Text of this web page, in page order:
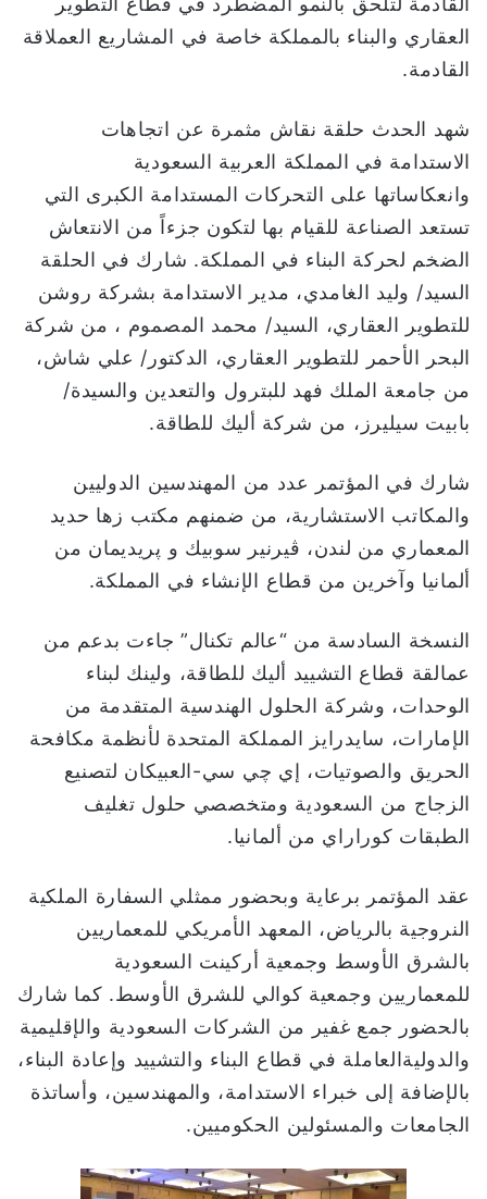
العقاري والبناء بالمملكة خاصة في المشاريع العملاقة
القادمة.
شهد الحدث حلقة نقاش مثمرة عن اتجاهات
الاستدامة في المملكة العربية السعودية
وانعكاساتها على التحركات المستدامة الكبرى التي
تستعد الصناعة للقيام بها لتكون جزءاً من الانتعاش
الضخم لحركة البناء في المملكة. شارك في الحلقة
السيد/ وليد الغامدي، مدير الاستدامة بشركة روشن
للتطوير العقاري، السيد/ محمد المصموم ، من شركة
البحر الأحمر للتطوير العقاري، الدكتور/ علي شاش،
من جامعة الملك فهد للبترول والتعدين والسيدة/
بابيت سيليرز، من شركة أليك للطاقة.
شارك في المؤتمر عدد من المهندسين الدوليين
والمكاتب الاستشارية، من ضمنهم مكتب زها حديد
المعماري من لندن، ڤيرنير سوبيك و پريديمان من
ألمانيا وآخرين من قطاع الإنشاء في المملكة.
النسخة السادسة من “عالم تكنال” جاءت بدعم من
عمالقة قطاع التشييد أليك للطاقة، ولينك لبناء
الوحدات، وشركة الحلول الهندسية المتقدمة من
الإمارات، سايدرايز المملكة المتحدة لأنظمة مكافحة
الحريق والصوتيات، إي چي سي-العبيكان لتصنيع
الزجاج من السعودية ومتخصصي حلول تغليف
الطبقات كوراراي من ألمانيا.
عقد المؤتمر برعاية وبحضور ممثلي السفارة الملكية
النروجية بالرياض، المعهد الأمريكي للمعماريين
بالشرق الأوسط وجمعية أركينت السعودية
للمعماريين وجمعية كوالي للشرق الأوسط. كما شارك
بالحضور جمع غفير من الشركات السعودية والإقليمية
والدوليةالعاملة في قطاع البناء والتشييد وإعادة البناء،
بالإضافة إلى خبراء الاستدامة، والمهندسين، وأساتذة
الجامعات والمسئولين الحكوميين.